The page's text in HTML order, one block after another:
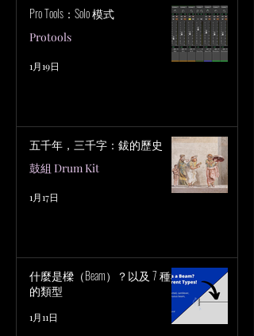
Pro Tools：Solo 模式
Protools
1月19日
五千年，三千字：鈸的歷史
鼓組 Drum Kit
1月17日
什麼是樑（Beam）？以及 7 種樑
的類型
1月11日